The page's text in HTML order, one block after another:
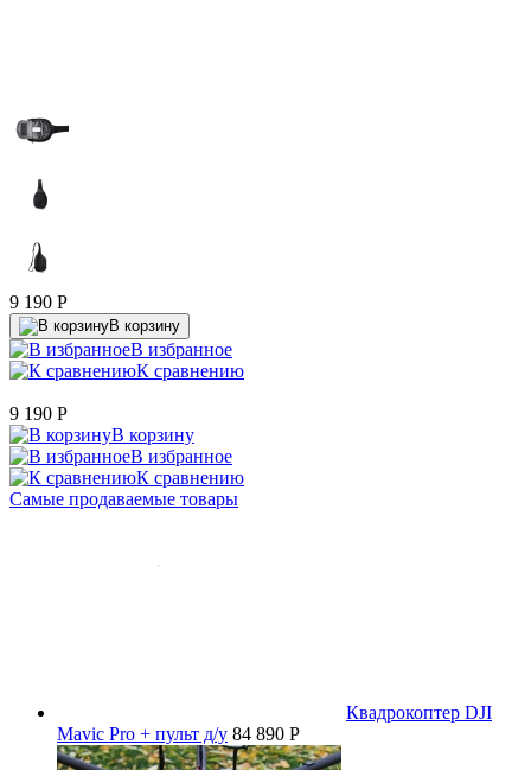
9 190 P
В корзину
В избранное
К сравнению
9 190 P
В корзину
В избранное
К сравнению
Самые продаваемые товары
Квадрокоптер DJI
Mavic Pro + пульт д/у 84 890 P